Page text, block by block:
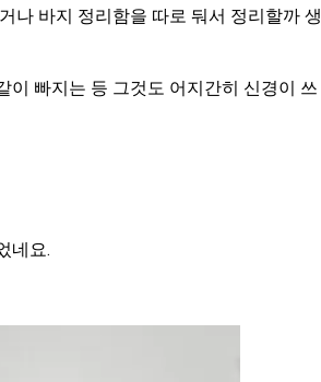
나 바지 정리함을 따로 둬서 정리할까 생
이 빠지는 등 그것도 어지간히 신경이 쓰
네요.